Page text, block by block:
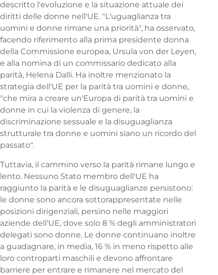
descritto l'evoluzione e la situazione attuale dei
diritti delle donne nell'UE. "L'uguaglianza tra
uomini e donne rimane una priorità", ha osservato,
facendo riferimento alla prima presidente donna
della Commissione europea, Ursula von der Leyen,
e alla nomina di un commissario dedicato alla
parità, Helena Dalli. Ha inoltre menzionato la
strategia dell'UE per la parità tra uomini e donne,
"che mira a creare un'Europa di parità tra uomini e
donne in cui la violenza di genere, la
discriminazione sessuale e la disuguaglianza
strutturale tra donne e uomini siano un ricordo del
passato".
Tuttavia, il cammino verso la parità rimane lungo e
lento. Nessuno Stato membro dell'UE ha
raggiunto la parità e le disuguaglianze persistono:
le donne sono ancora sottorappresentate nelle
posizioni dirigenziali, persino nelle maggiori
aziende dell'UE, dove solo 8 % degli amministratori
delegati sono donne. Le donne continuano inoltre
a guadagnare, in media, 16 % in meno rispetto alle
loro controparti maschili e devono affrontare
barriere per entrare e rimanere nel mercato del